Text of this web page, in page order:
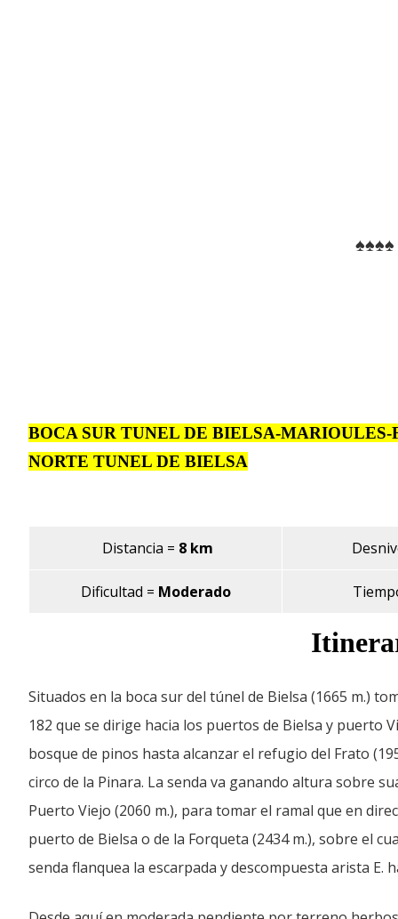
♠♠♠♠
BOCA SUR TUNEL DE BIELSA-
NORTE TUNEL DE BIELSA
Distancia = 8 km
Dificultad = Moderado
Situados en la boca sur del túnel de Bielsa (1665 m.)
182 que se dirige hacia los puertos de Bielsa y puerto
bosque de pinos hasta alcanzar el refugio del Frato
circo de la Pinara. La senda va ganando altura sobre
Puerto Viejo (2060 m.), para tomar el ramal que en
puerto de Bielsa o de la Forqueta (2434 m.), sobre el
senda flanquea la escarpada y descompuesta arista